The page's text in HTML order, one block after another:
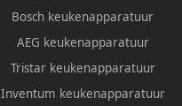
Bosch keukenapparatuur
AEG keukenapparatuur
Tristar keukenapparatuur
Inventum keukenapparatuur